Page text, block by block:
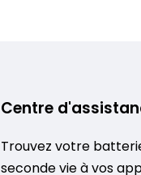
Centre
Trouvez votre
seconde vie à vos